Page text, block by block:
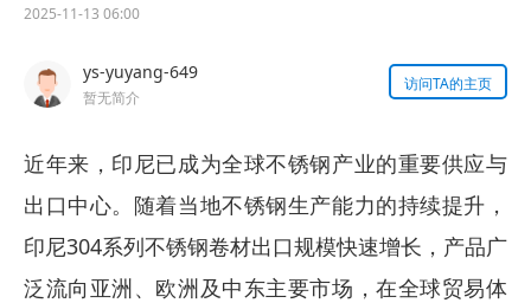
掌上有色
2025-11-13 06:00
ys-yuyang-649
暂无简介
访问TA的主页
近年来，印尼已成为全球不锈钢产业的重要供应与
出口中心。随着当地不锈钢生产能力的持续提升，
印尼304系列不锈钢卷材出口规模快速增长，产品广
泛流向亚洲、欧洲及中东主要市场，在全球贸易体